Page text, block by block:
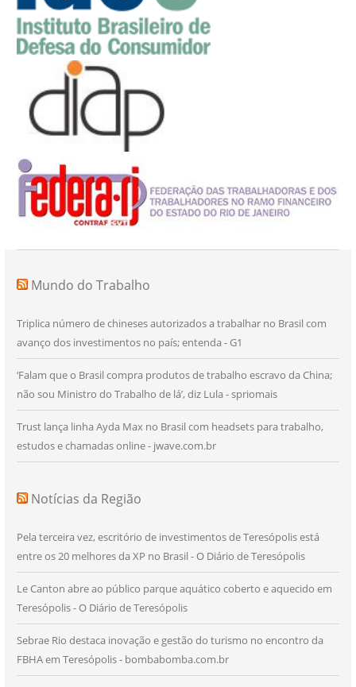
Mundo do Trabalho
Triplica número de chineses autorizados a trabalhar no Brasil com
avanço dos investimentos no país; entenda - G1
‘Falam que o Brasil compra produtos de trabalho escravo da China;
não sou Ministro do Trabalho de lá’, diz Lula - spriomais
Trust lança linha Ayda Max no Brasil com headsets para trabalho,
estudos e chamadas online - jwave.com.br
Notícias da Região
Pela terceira vez, escritório de investimentos de Teresópolis está
entre os 20 melhores da XP no Brasil - O Diário de Teresópolis
Le Canton abre ao público parque aquático coberto e aquecido em
Teresópolis - O Diário de Teresópolis
Sebrae Rio destaca inovação e gestão do turismo no encontro da
FBHA em Teresópolis - bombabomba.com.br